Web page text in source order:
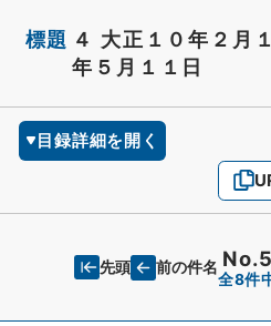
標題 ４ 大正１０年２月
年５月１１日
目録詳細を開く
先頭 前の件名 No.5
全8件